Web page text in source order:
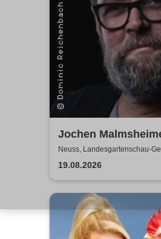
Jochen
wesentlich die Welt
hab ich wohl nur
gepflügt
Neuss, Landesgartenschau-
19.08.2026